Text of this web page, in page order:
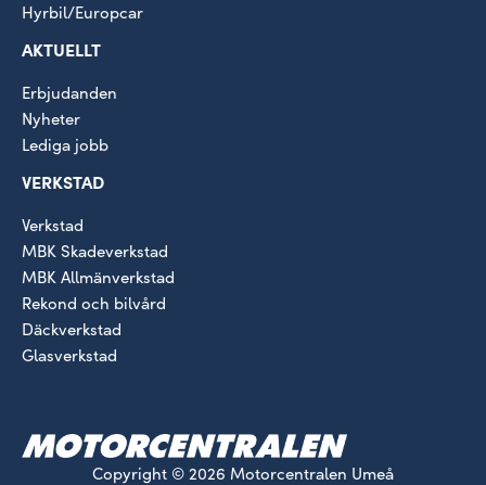
Hyrbil/Europcar
AKTUELLT
Erbjudanden
Nyheter
Lediga jobb
VERKSTAD
Verkstad
MBK Skadeverkstad
MBK Allmänverkstad
Rekond och bilvård
Däckverkstad
Glasverkstad
Copyright © 2026 Motorcentralen Umeå